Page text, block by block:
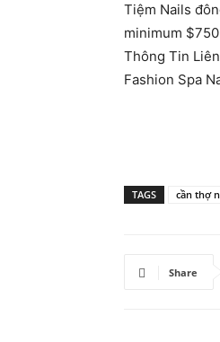
Tiệm Nails
minimum
Thông Tin
Fashion Spa
TAGS cần thợ
Share